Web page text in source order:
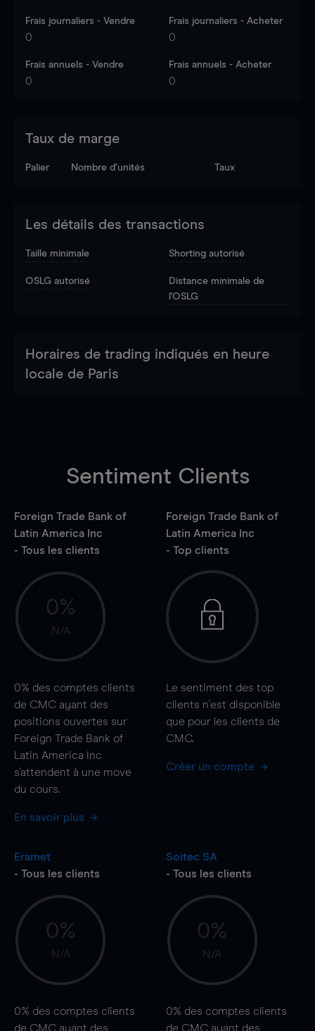
Frais journaliers - Vendre
0
Frais journaliers - Acheter
0
Frais annuels - Vendre
0
Frais annuels - Acheter
0
Taux de marge
Palier Nombre d’unités Taux
Les détails des transactions
Taille minimale Shorting autorisé
OSLG autorisé
Distance minimale de
l'OSLG
Horaires de trading indiqués en heure
locale de Paris
Sentiment Clients
Foreign Trade Bank of
Latin America Inc
- Tous les clients
0%
N/A
0% des comptes clients
de CMC ayant des
positions ouvertes sur
Foreign Trade Bank of
Latin America Inc
s'attendent à une move
du cours.
En savoir plus
Foreign Trade Bank of
Latin America Inc
- Top clients
Le sentiment des top
clients n'est disponible
que pour les clients de
CMC.
Créer un compte
Eramet
- Tous les clients
0%
N/A
0% des comptes clients
de CMC ayant des
Soitec SA
- Tous les clients
0%
N/A
0% des comptes clients
de CMC ayant des